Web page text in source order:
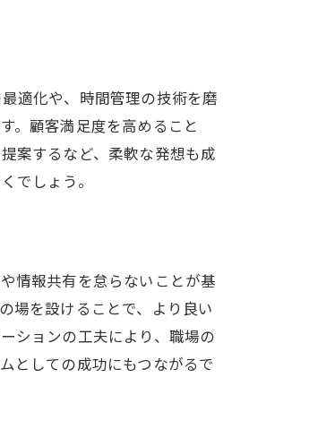
適化や、時間管理の技術を磨
。顧客満足度を高めること
案するなど、柔軟な発想も成
でしょう。
情報共有を怠らないことが基
場を設けることで、より良い
ションの工夫により、職場の
としての成功にもつながるで